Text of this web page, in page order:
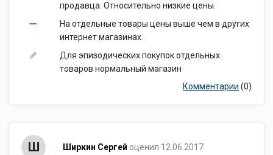
продавца. Относительно низкие цены.
На отдельные товары цены выше чем в других
интернет магазинах.
Для эпизодических покупок отдельных
товаров нормальный магазин
Комментарии (0)
Ш Ширкин Сергей оценил 12.06.2017